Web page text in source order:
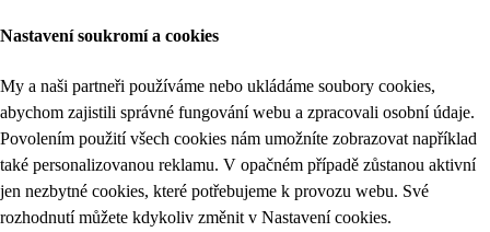
Nastavení soukromí a cookies
My a naši partneři používáme nebo ukládáme soubory cookies,
abychom zajistili správné fungování webu a zpracovali osobní údaje.
Povolením použití všech cookies nám umožníte zobrazovat například
také personalizovanou reklamu. V opačném případě zůstanou aktivní
jen nezbytné cookies, které potřebujeme k provozu webu. Své
rozhodnutí můžete kdykoliv změnit v Nastavení cookies.